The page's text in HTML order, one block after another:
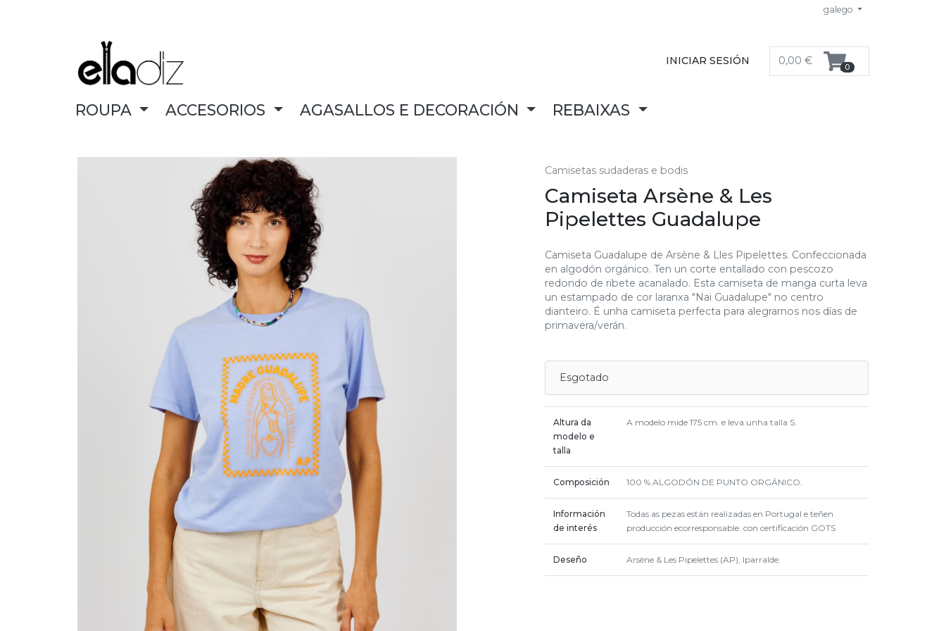
galego
INICIAR SESIÓN 0,00 € 0
ROUPA ACCESORIOS AGASALLOS E DECORACIÓN REBAIXAS
Camisetas sudaderas e bodis
Camiseta Arsène & Les
Pipelettes Guadalupe
Camiseta Guadalupe de Arsène & Lles Pipelettes. Confeccionada
en algodón orgánico. Ten un corte entallado con pescozo
redondo de ribete acanalado. Esta camiseta de manga curta leva
un estampado de cor laranxa "Nai Guadalupe" no centro
dianteiro. É unha camiseta perfecta para alegrarnos nos días de
primavera/verán.
Esgotado
Altura da
modelo e
talla
A modelo mide 175 cm. e leva unha talla S.
Composición 100 % ALGODÓN DE PUNTO ORGÁNICO.
Información
de interés
Todas as pezas están realizadas en Portugal e teñen
producción ecorresponsable. con certificación GOTS
Deseño Arsène & Les Pipelettes (AP), Iparralde.